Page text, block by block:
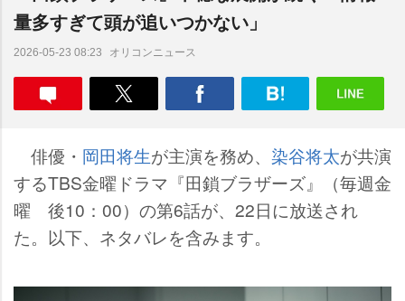
量多すぎて頭が追いつかない」
2026-05-23 08:23 オリコンニュース
俳優・ 岡田将生が主演を務め、 染谷将太が共演
するTBS金曜ドラマ『田鎖ブラザーズ』（毎週金
曜 後10：00）の第6話が、22日に放送され
た。以下、ネタバレを含みます。